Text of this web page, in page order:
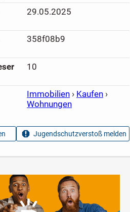
29.05.2025
358f08b9
10
Immobilien › Kaufen ›
Wohnungen
Jugendschutzverstoß melden